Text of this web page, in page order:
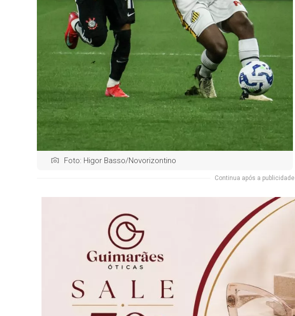
Foto: Higor Basso/Novorizontino
Continua após a publicidade